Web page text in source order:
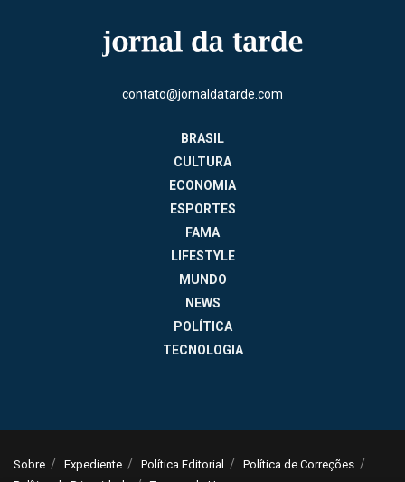
contato@jornaldatarde.com
BRASIL
CULTURA
ECONOMIA
ESPORTES
FAMA
LIFESTYLE
MUNDO
NEWS
POLÍTICA
TECNOLOGIA
Sobre Expediente Política Editorial
Política de Correções